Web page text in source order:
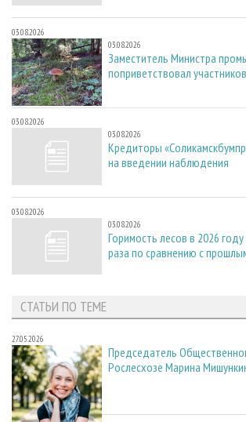
03.08.2026
03.08.2026
Заместитель Министра
поприветствовал
03.08.2026
03.08.2026
Кредиторы
на введении наблюдения
03.08.2026
03.08.2026
Горимость лесов в 2026 году
раза по сравнению с
СТАТЬИ ПО ТЕМЕ
27.05.2026
Председатель
Рослесхозе Марина